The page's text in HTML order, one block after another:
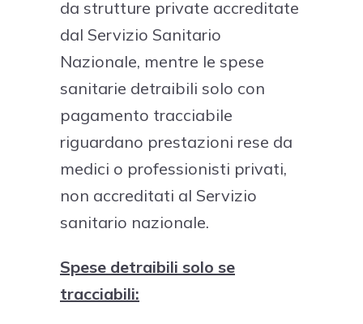
da strutture private accreditate
dal Servizio Sanitario
Nazionale, mentre le spese
sanitarie detraibili solo con
pagamento tracciabile
riguardano prestazioni rese da
medici o professionisti privati,
non accreditati al Servizio
sanitario nazionale.
Spese detraibili solo se
tracciabili: